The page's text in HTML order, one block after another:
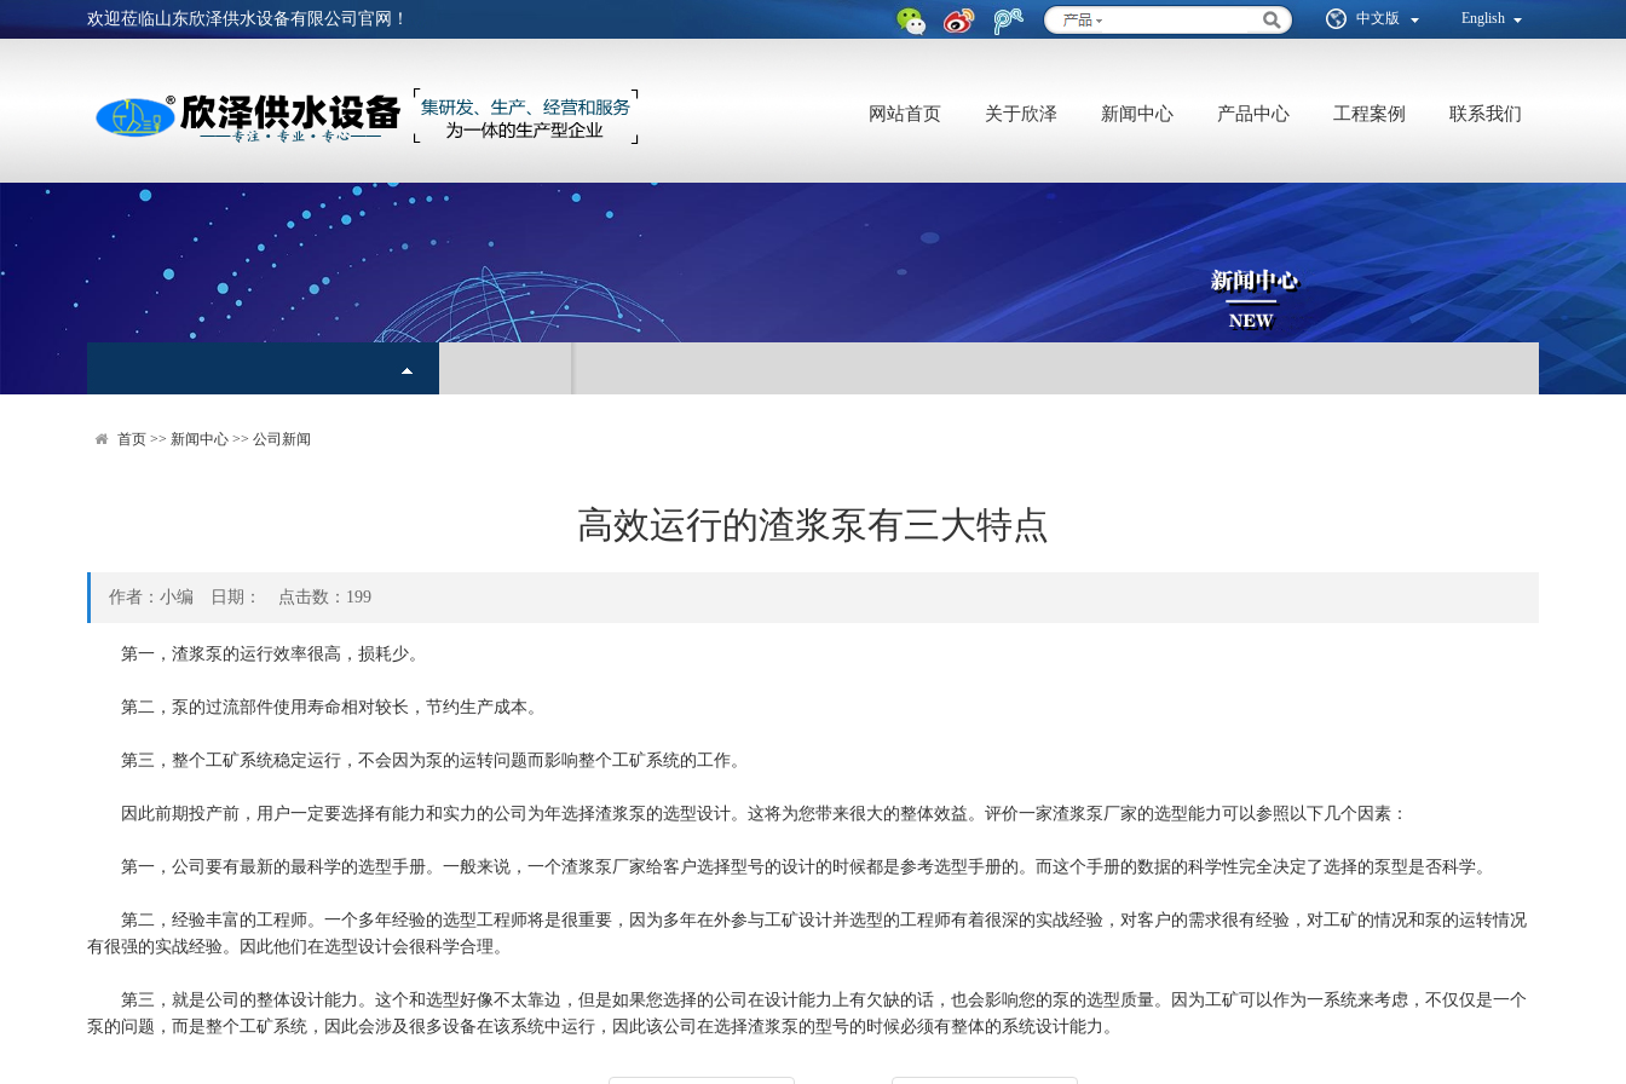
欢迎莅临山东欣泽供水设备有限公司官网！
网站首页 关于欣泽 新闻中心 产品中心 工程案例 联系我们
中文版 English
首页>> 新闻中心>> 公司新闻
高效运行的渣浆泵有三大特点
作者：小编 日期： 点击数： 199
第一，渣浆泵的运行效率很高，损耗少。
第二，泵的过流部件使用寿命相对较长，节约生产成本。
第三，整个工矿系统稳定运行，不会因为泵的运转问题而影响整个工矿系统的工作。
因此前期投产前，用户一定要选择有能力和实力的公司为年选择渣浆泵的选型设计。这将为您带来很大的整体效益。评价一家渣浆泵厂家的选型能力可以参照以下几个因素：
第一，公司要有最新的最科学的选型手册。一般来说，一个渣浆泵厂家给客户选择型号的设计的时候都是参考选型手册的。而这个手册的数据的科学性完全决定了选择的泵型是否科学。
第二，经验丰富的工程师。一个多年经验的选型工程师将是很重要，因为多年在外参与工矿设计并选型的工程师有着很深的实战经验，对客户的需求很有经验，对工矿的情况和泵的运转情况
有很强的实战经验。因此他们在选型设计会很科学合理。
第三，就是公司的整体设计能力。这个和选型好像不太靠边，但是如果您选择的公司在设计能力上有欠缺的话，也会影响您的泵的选型质量。因为工矿可以作为一系统来考虑，不仅仅是一个
泵的问题，而是整个工矿系统，因此会涉及很多设备在该系统中运行，因此该公司在选择渣浆泵的型号的时候必须有整体的系统设计能力。